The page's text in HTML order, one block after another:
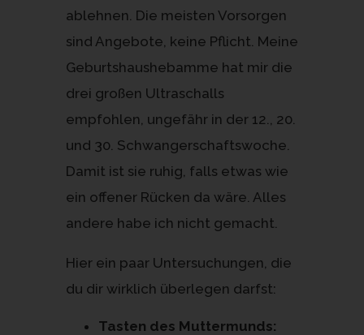
ablehnen. Die meisten Vorsorgen
sind Angebote, keine Pflicht. Meine
Geburtshaushebamme hat mir die
drei großen Ultraschalls
empfohlen, ungefähr in der 12., 20.
und 30. Schwangerschaftswoche.
Damit ist sie ruhig, falls etwas wie
ein offener Rücken da wäre. Alles
andere habe ich nicht gemacht.
Hier ein paar Untersuchungen, die
du dir wirklich überlegen darfst:
Tasten des Muttermunds: